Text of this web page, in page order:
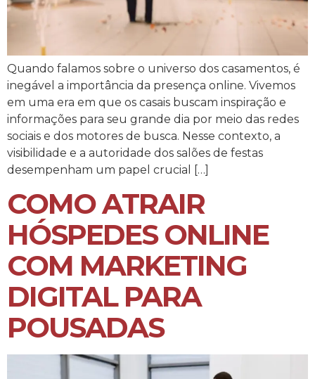
Quando falamos sobre o universo dos casamentos, é
inegável a importância da presença online. Vivemos
em uma era em que os casais buscam inspiração e
informações para seu grande dia por meio das redes
sociais e dos motores de busca. Nesse contexto, a
visibilidade e a autoridade dos salões de festas
desempenham um papel crucial […]
COMO ATRAIR
HÓSPEDES ONLINE
COM MARKETING
DIGITAL PARA
POUSADAS